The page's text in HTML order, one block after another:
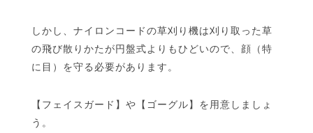
しかし、ナイロンコードの草刈り機は刈り取った草
の飛び散りかたが円盤式よりもひどいので、顔（特
に目）を守る必要があります。
【フェイスガード】や【ゴーグル】を用意しましょ
う。